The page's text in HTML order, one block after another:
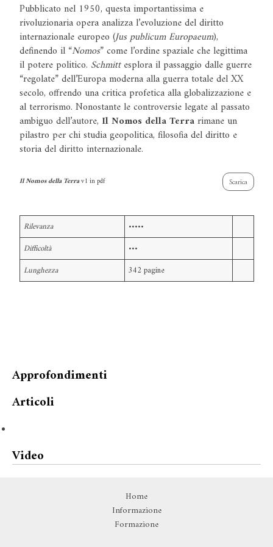
Pubblicato nel 1950, questa importantissima e
rivoluzionaria opera analizza l’evoluzione del diritto
internazionale europeo (Jus publicum Europaeum),
definendo il “Nomos” come l’ordine spaziale che legittima
il potere politico. Schmittesplora il passaggio dalle guerre
“regolate” dell’Europa moderna alla guerra totale del XX
secolo, offrendo una critica profetica alla globalizzazione e
al terrorismo. Nonostante le controversie legate al passato
ambiguo dell’autore, Il Nomos della Terrarimane un
pilastro per chi studia geopolitica, filosofia del diritto e
storia del diritto internazionale.
Il Nomos della Terrav1 in pdf Scarica
Rilevanza
•••••
Difficoltà
•••
Lunghezza
342 pagine
Approfondimenti
Articoli
Video
Home
Informazione
Formazione